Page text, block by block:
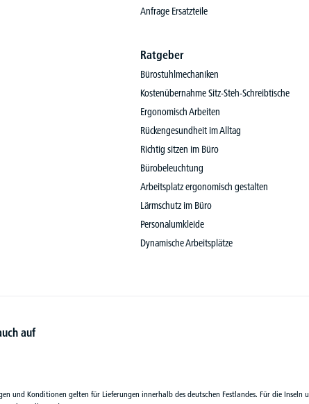
Anfrage Ersatzteile
Ratgeber
Bürostuhlmechaniken
Kostenübernahme Sitz-Steh-Schreibtische
Ergonomisch Arbeiten
Rückengesundheit im Alltag
Richtig sitzen im Büro
Bürobeleuchtung
Arbeitsplatz ergonomisch gestalten
Lärmschutz im Büro
Personalumkleide
Dynamische Arbeitsplätze
auf
Konditionen gelten für Lieferungen innerhalb des deutschen Festlandes. Für die Inseln